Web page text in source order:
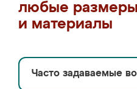
любые
и материалы
Часто задаваемые